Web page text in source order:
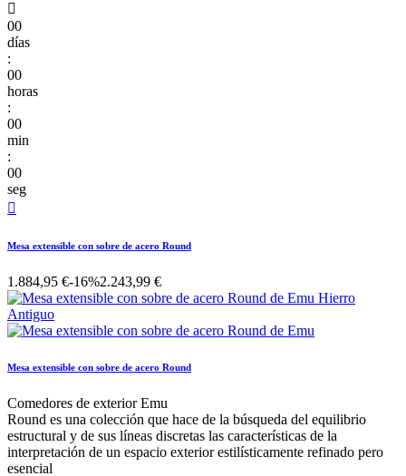

00
días
:
00
horas
:
00
min
:
00
seg

Mesa extensible con sobre de acero Round
1.884,95 €-16%2.243,99 €
Mesa extensible con sobre de acero Round
Comedores de exterior Emu
Round es una colección que hace de la búsqueda del equilibrio
estructural y de sus líneas discretas las características de la
interpretación de un espacio exterior estilísticamente refinado pero
esencial